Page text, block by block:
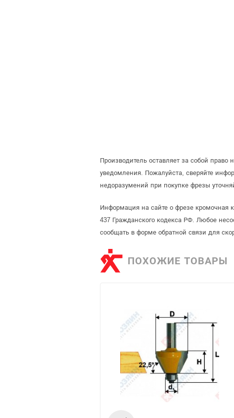
Производитель оставляет за собой
уведомления. Пожалуйста, сверяйте
недоразумений при покупке фрезы
Информация на сайте о фрезе кромочная
437 Гражданского кодекса РФ. Любое
сообщать в форме обратной связи для
ПОХОЖИЕ ТОВАРЫ